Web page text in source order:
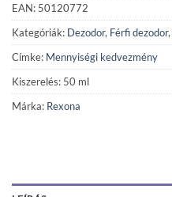
EAN: 50120772
Kategóriák: Dezodor, Férfi dezodor,
Címke: Mennyiségi kedvezmény
Kiszerelés: 50 ml
Márka: Rexona